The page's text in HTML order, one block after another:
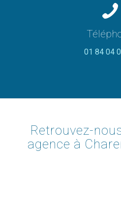
01 84 04
Retrouvez-
agence à